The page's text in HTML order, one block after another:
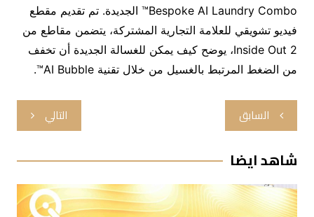
Bespoke AI Laundry Combo™ الجديدة. تم تقديم مقطع
فيديو تشويقي للعلامة التجارية المشتركة، يتضمن مقاطع من
Inside Out 2، يوضح كيف يمكن للغسالة الجديدة أن تخفف
من الضغط المرتبط بالغسيل من خلال تقنية AI Bubble™.
تصفّح
المقالات
السابق التالي
شاهد ايضا